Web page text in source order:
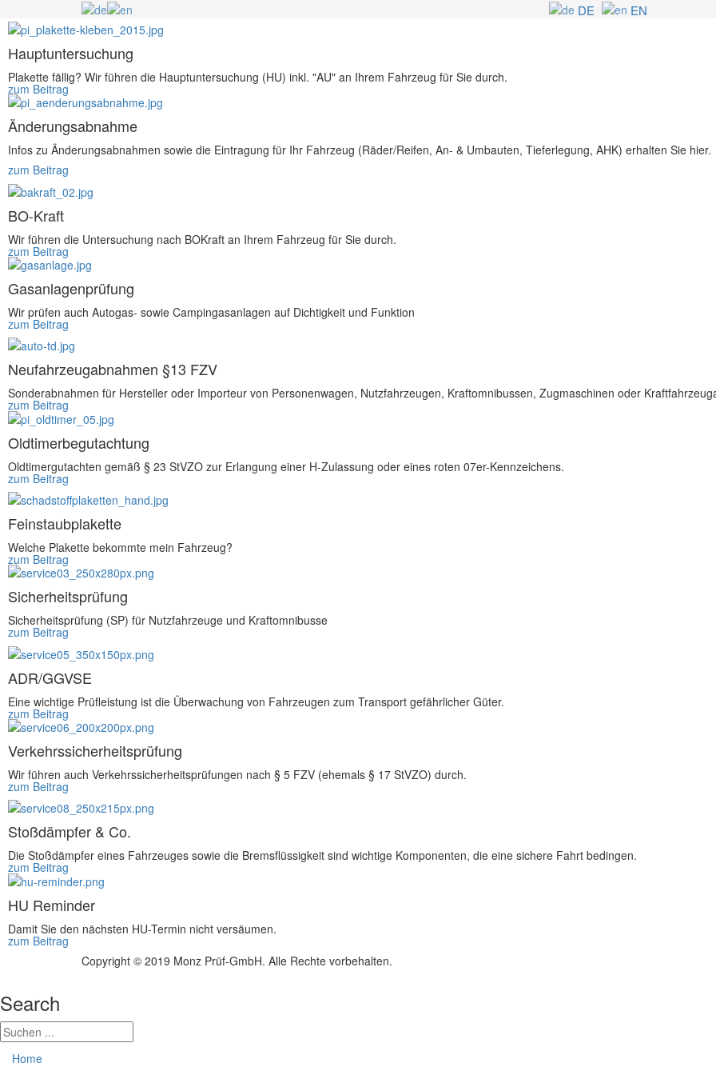
DE EN
Hauptuntersuchung
Plakette fällig? Wir führen die Hauptuntersuchung (HU) inkl. "AU" an Ihrem Fahrzeug für Sie durch.
zum Beitrag
Änderungsabnahme
Infos zu Änderungsabnahmen sowie die Eintragung für Ihr Fahrzeug (Räder/Reifen, An- & Umbauten, Tieferlegung, AHK) erhalten Sie hier.
zum Beitrag
BO-Kraft
Wir führen die Untersuchung nach BOKraft an Ihrem Fahrzeug für Sie durch.
zum Beitrag
Gasanlagenprüfung
Wir prüfen auch Autogas- sowie Campingasanlagen auf Dichtigkeit und Funktion
zum Beitrag
Neufahrzeugabnahmen §13 FZV
Sonderabnahmen für Hersteller oder Importeur von Personenwagen, Nutzfahrzeugen, Kraftomnibussen, Zugmaschinen oder
zum Beitrag
Oldtimerbegutachtung
Oldtimergutachten gemäß § 23 StVZO zur Erlangung einer H-Zulassung oder eines roten 07er-Kennzeichens.
zum Beitrag
Feinstaubplakette
Welche Plakette bekommte mein Fahrzeug?
zum Beitrag
Sicherheitsprüfung
Sicherheitsprüfung (SP) für Nutzfahrzeuge und Kraftomnibusse
zum Beitrag
ADR/GGVSE
Eine wichtige Prüfleistung ist die Überwachung von Fahrzeugen zum Transport gefährlicher Güter.
zum Beitrag
Verkehrssicherheitsprüfung
Wir führen auch Verkehrssicherheitsprüfungen nach § 5 FZV (ehemals § 17 StVZO) durch.
zum Beitrag
Stoßdämpfer & Co.
Die Stoßdämpfer eines Fahrzeuges sowie die Bremsflüssigkeit sind wichtige Komponenten, die eine sichere Fahrt bedingen.
zum Beitrag
HU Reminder
Damit Sie den nächsten HU-Termin nicht versäumen.
zum Beitrag
Copyright © 2019 Monz Prüf-GmbH. Alle Rechte vorbehalten.
Search
Home